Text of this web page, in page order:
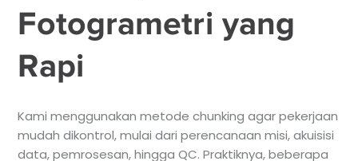
Fotogrametri yang
Rapi
Kami menggunakan metode chunking agar pekerjaan
mudah dikontrol, mulai dari perencanaan misi, akuisisi
data, pemrosesan, hingga QC. Praktiknya, beberapa